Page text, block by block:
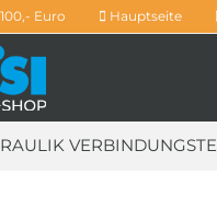
Euro Hauptseite